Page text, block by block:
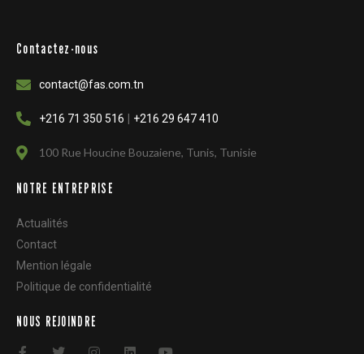
Contactez-nous
contact@fas.com.tn
+216 71 350 516 +216 29 647 410
100 Rue Houcine Bouzaiene, Tunis, Tunisie
NOTRE ENTREPRISE
Actualités
Contact
Mention légale
Politique de confidentialité
NOUS REJOINDRE